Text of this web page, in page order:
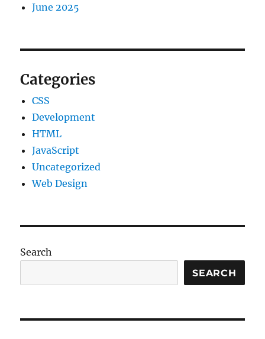
June 2025
Categories
CSS
Development
HTML
JavaScript
Uncategorized
Web Design
Search
SEARCH